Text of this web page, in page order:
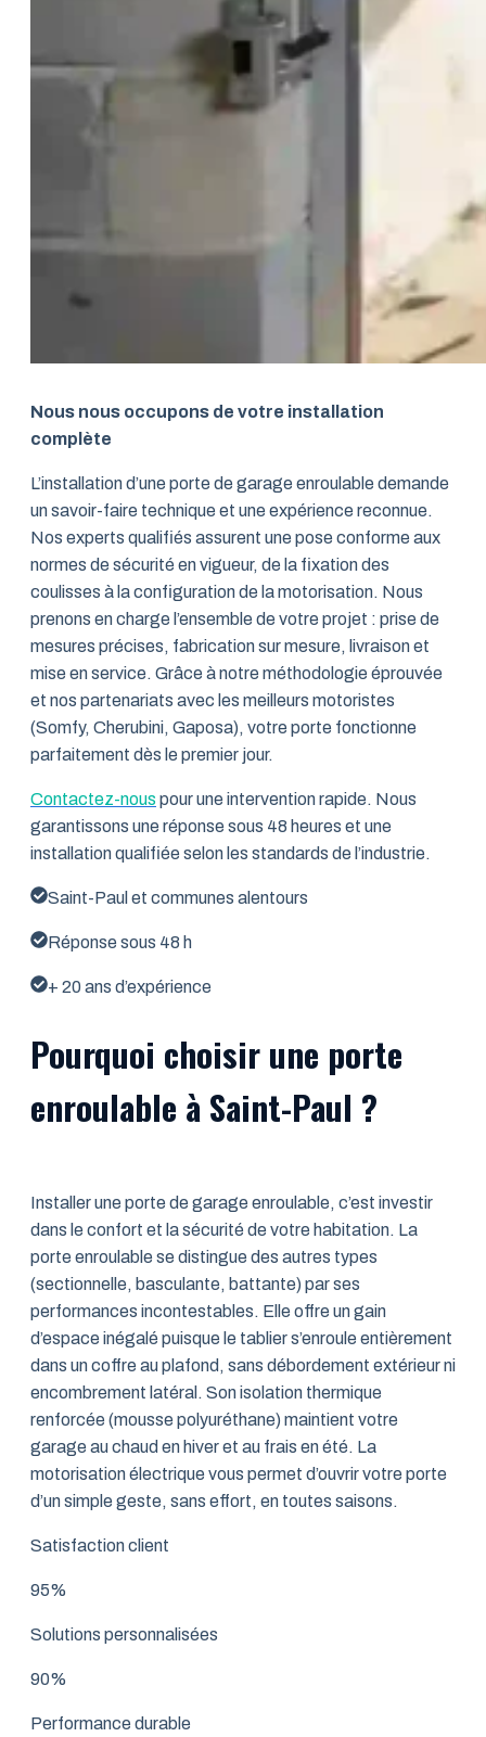
Nous nous occupons de votre installation
complète
L’installation d’une porte de garage enroulable demande
un savoir-faire technique et une expérience reconnue.
Nos experts qualifiés assurent une pose conforme aux
normes de sécurité en vigueur, de la fixation des
coulisses à la configuration de la motorisation. Nous
prenons en charge l’ensemble de votre projet : prise de
mesures précises, fabrication sur mesure, livraison et
mise en service. Grâce à notre méthodologie éprouvée
et nos partenariats avec les meilleurs motoristes
(Somfy, Cherubini, Gaposa), votre porte fonctionne
parfaitement dès le premier jour.
Contactez-nous pour une intervention rapide. Nous
garantissons une réponse sous 48 heures et une
installation qualifiée selon les standards de l’industrie.
Saint-Paul et communes alentours
Réponse sous 48 h
+ 20 ans d’expérience
Pourquoi choisir une porte
enroulable à Saint-Paul ?
Installer une porte de garage enroulable, c’est investir
dans le confort et la sécurité de votre habitation. La
porte enroulable se distingue des autres types
(sectionnelle, basculante, battante) par ses
performances incontestables. Elle offre un gain
d’espace inégalé puisque le tablier s’enroule entièrement
dans un coffre au plafond, sans débordement extérieur ni
encombrement latéral. Son isolation thermique
renforcée (mousse polyuréthane) maintient votre
garage au chaud en hiver et au frais en été. La
motorisation électrique vous permet d’ouvrir votre porte
d’un simple geste, sans effort, en toutes saisons.
Satisfaction client
95%
Solutions personnalisées
90%
Performance durable